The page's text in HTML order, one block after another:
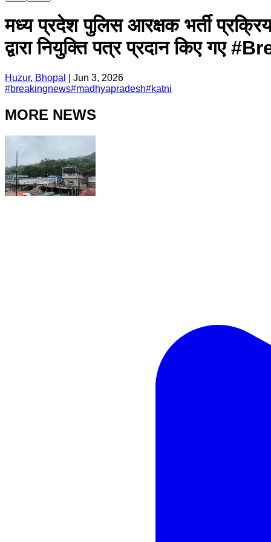
मध्य प्रदेश पुलिस आरक्षक भर्ती
द्वारा नियुक्ति पत्र प्रदान किए
Huzur, Bhopal
Jun 3, 2026
#breakingnews#madhyapradesh#katni
MORE NEWS